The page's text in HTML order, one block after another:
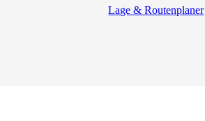
Lage & Routenplaner